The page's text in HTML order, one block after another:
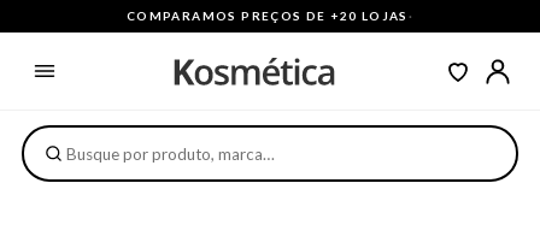
COMPARAMOS PREÇOS DE +20 LOJAS ·